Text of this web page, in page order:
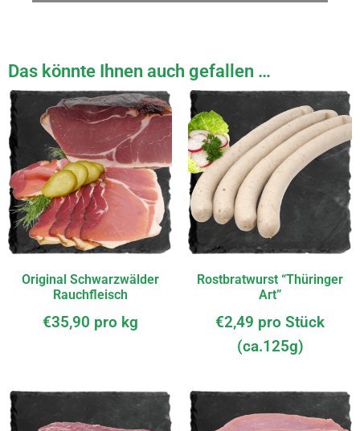
Das könnte Ihnen auch gefallen …
Original Schwarzwälder
Rauchfleisch
€35,90 pro kg
Rostbratwurst “Thüringer
Art”
€2,49 pro Stück
(ca.125g)